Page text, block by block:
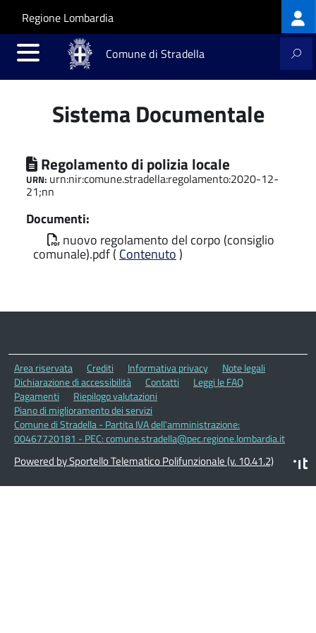
Salta al contenuto principale
Skip to site navigation
Regione Lombardia
Comune di Stradella
Sistema Documentale
Regolamento di polizia locale
URN: urn:nir:comune.stradella:regolamento:2020-12-
21;nn
Documenti:
nuovo regolamento del corpo (consiglio
comunale).pdf ( Contenuto)
Area riservata Crediti Informativa privacy
Note legali
Dichiarazione di accessibilità
Contatti
Leggi le FAQ
Pagamenti
Riepilogo valutazioni
Piano di miglioramento dei servizi
Comune di Stradella - Partita IVA dell'amministrazione:
00467720181 - PEC: comune.stradella@pec.regione.lombardia.it
Powered by Sportello Telematico Polifunzionale (v. 10.41.2)